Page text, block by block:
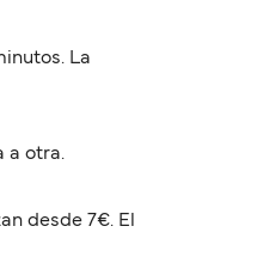
La
a otra.
desde 7€. El